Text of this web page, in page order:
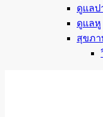
ดูแล
ดูแลหู
สุขภา